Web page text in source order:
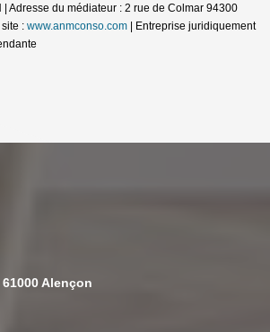
| Adresse du médiateur : 2 rue de Colmar 94300
: www.anmconso.com | Entreprise juridiquement
Alençon